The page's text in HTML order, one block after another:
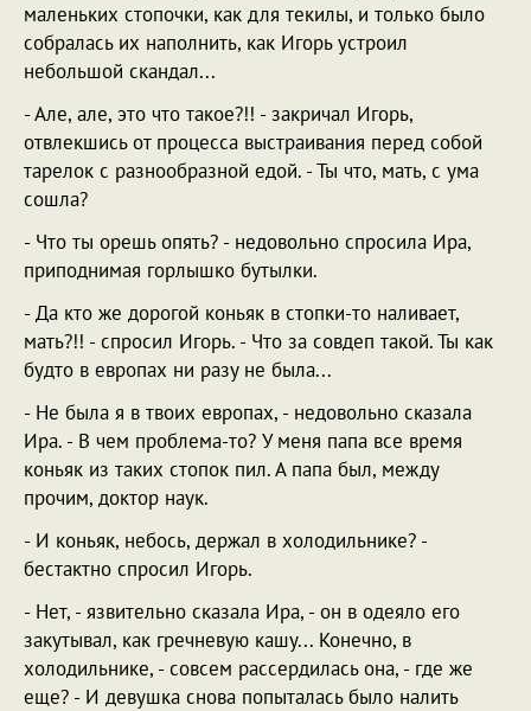
маленьких стопочки, как для текилы, и только было
собралась их наполнить, как Игорь устроил
небольшой скандал...
- Але, але, это что такое?!! - закричал Игорь,
отвлекшись от процесса выстраивания перед собой
тарелок с разнообразной едой. - Ты что, мать, с ума
сошла?
- Что ты орешь опять? - недовольно спросила Ира,
приподнимая горлышко бутылки.
- Да кто же дорогой коньяк в стопки-то наливает,
мать?!! - спросил Игорь. - Что за совдеп такой. Ты как
будто в европах ни разу не была...
- Не была я в твоих европах, - недовольно сказала
Ира. - В чем проблема-то? У меня папа все время
коньяк из таких стопок пил. А папа был, между
прочим, доктор наук.
- И коньяк, небось, держал в холодильнике? -
бестактно спросил Игорь.
- Нет, - язвительно сказала Ира, - он в одеяло его
закутывал, как гречневую кашу... Конечно, в
холодильнике, - совсем рассердилась она, - где же
еще? - И девушка снова попыталась было налить